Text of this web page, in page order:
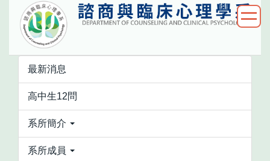
要
最新消息
高中生12問
系所簡介
系所成員